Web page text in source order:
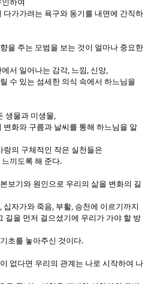
하여
다가가려는 욕구와 동기를 내면에 간직하
을 주는 모범을 보는 것이 얼마나 중요한
서 일어나는 감각, 느낌 ,신앙,
수 있는 섬세한 의식 속에서 하느님을
생물과 미생물,
변화와 구름과 날씨를 통해 하느님을 알
랑의 구체적인 작은 실천들은
끼도록 해 준다.
보기와 원인으로 우리의 삶을 변화의 길
, 십자가와 죽음, 부활, 승천에 이르기까지
길을 먼저 걸으셨기에 우리가 가야 할 방
초를 놓아주신 것이다.
없다면 우리의 관계는 나로 시작하여 나